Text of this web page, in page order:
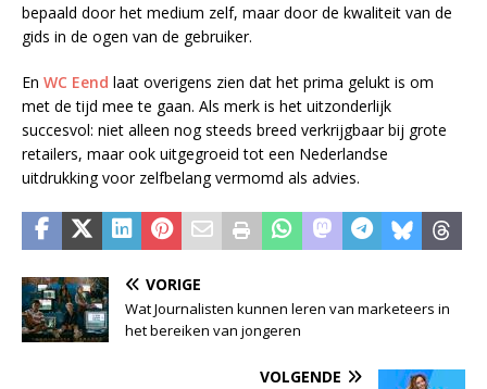
bepaald door het medium zelf, maar door de kwaliteit van de
gids in de ogen van de gebruiker.
En WC Eend laat overigens zien dat het prima gelukt is om
met de tijd mee te gaan. Als merk is het uitzonderlijk
succesvol: niet alleen nog steeds breed verkrijgbaar bij grote
retailers, maar ook uitgegroeid tot een Nederlandse
uitdrukking voor zelfbelang vermomd als advies.
VORIGE
Wat Journalisten kunnen leren van marketeers in
het bereiken van jongeren
VOLGENDE